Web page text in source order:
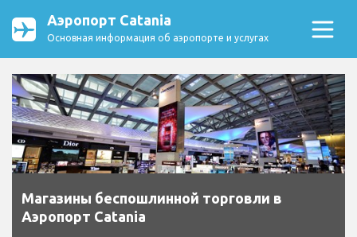
Аэропорт Catania
Основная информация об аэропорте и услугах
Магазины беспошлинной торговли в
Аэропорт Catania